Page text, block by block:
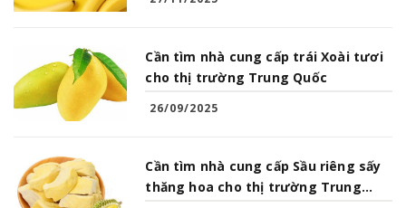
Cần tìm nhà cung cấp trái Xoài tươi
cho thị trường Trung Quốc
26/09/2025
Cần tìm nhà cung cấp Sầu riêng sấy
thăng hoa cho thị trường Trung